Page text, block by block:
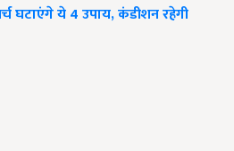
घटाएंगे ये 4 उपाय, कंडीशन रहेगी